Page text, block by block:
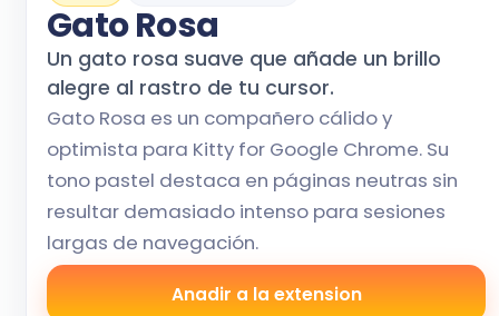
Gato Rosa
Un gato rosa suave que añade un brillo
alegre al rastro de tu cursor.
Gato Rosa es un compañero cálido y
optimista para Kitty for Google Chrome. Su
tono pastel destaca en páginas neutras sin
resultar demasiado intenso para sesiones
largas de navegación.
Anadir a la extension